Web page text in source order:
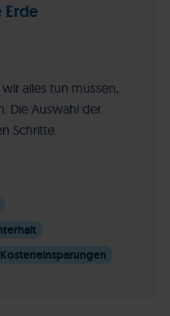
Erde
alles tun müssen,
Die Auswahl der
Schritte.
Kosteneinsparungen